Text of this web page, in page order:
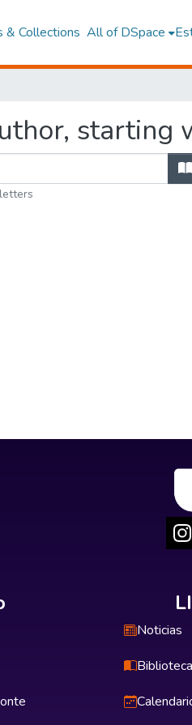
& Collections All of DSpace
starting
Noticias
Biblioteca